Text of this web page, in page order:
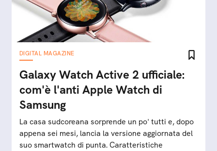
DIGITAL MAGAZINE
Galaxy Watch Active 2 ufficiale:
com'è l'anti Apple Watch di
Samsung
La casa sudcoreana sorprende un po' tutti e, dopo
appena sei mesi, lancia la versione aggiornata del
suo smartwatch di punta. Caratteristiche